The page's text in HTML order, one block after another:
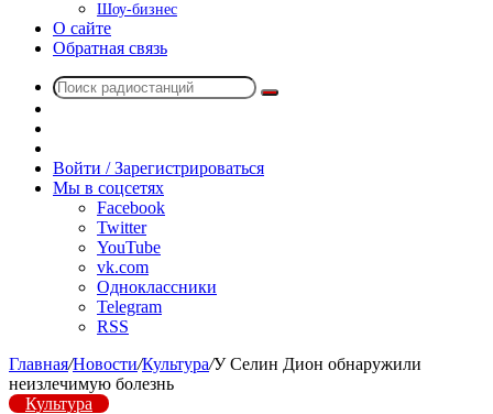
Шоу-бизнес
О сайте
Обратная связь
Поиск
радио
Войти / Зарегистрироваться
Мы в соцсетях
Facebook
Twitter
YouTube
vk.com
Одноклассники
Telegram
RSS
Главная/Новости/Культура/У Селин Дион обнаружили
неизлечимую болезнь
Культура